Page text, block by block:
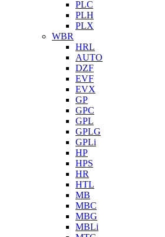
PLC
PLH
PLX
WBR
HRL
AUTO
DZF
EVF
EVX
GP
GPC
GPL
GPLG
GPLi
HP
HPS
HR
HTL
MB
MBC
MBG
MBLi